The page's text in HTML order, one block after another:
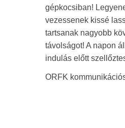
gépkocsiban!
vezessenek kissé
tartsanak nagyobb
távolságot! A napon
indulás előtt
ORFK